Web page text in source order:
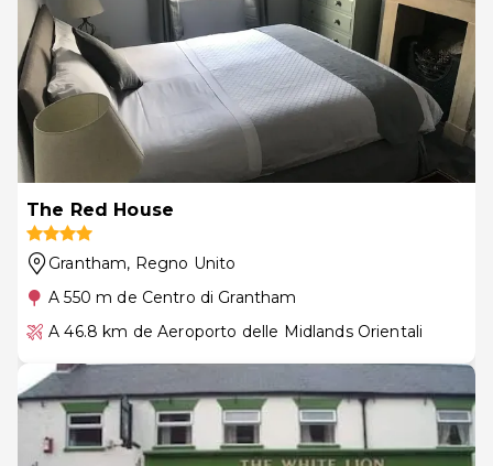
The Red House
Grantham, Regno Unito
A 550 m de Centro di Grantham
A 46.8 km de Aeroporto delle Midlands Orientali